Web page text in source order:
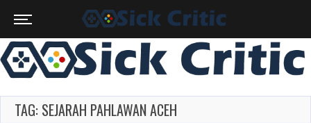
TAG: SEJARAH PAHLAWAN ACEH